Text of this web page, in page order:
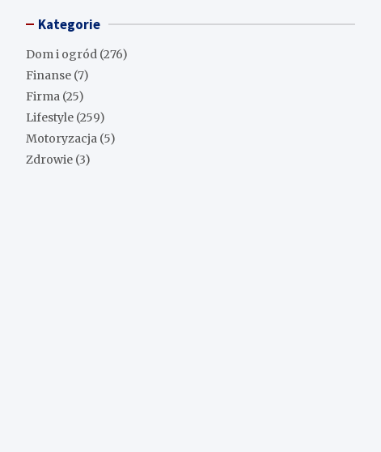
Kategorie
Dom i ogród (276)
Finanse (7)
Firma (25)
Lifestyle (259)
Motoryzacja (5)
Zdrowie (3)